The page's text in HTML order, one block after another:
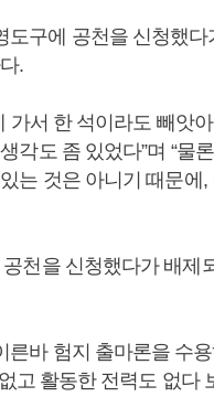
도구에 공천을 신청했다
.
가서 한 석이라도 빼앗
각도 좀 있었다”며 “물
는 것은 아니기 때문에,
천을 신청했다가 배제
른바 험지 출마론을 수
고 활동한 전력도 없다